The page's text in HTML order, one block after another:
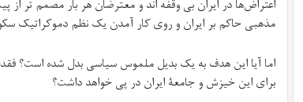
مذهبی حاکم بر ایران و روی کار آمدن یک نظم دموکراتیک
اما آیا این هدف به یک بدیل ملموس سیاسی بدل شده است؟
برای این خیزش و جامعۀ ایران در پی خواهد داشت؟